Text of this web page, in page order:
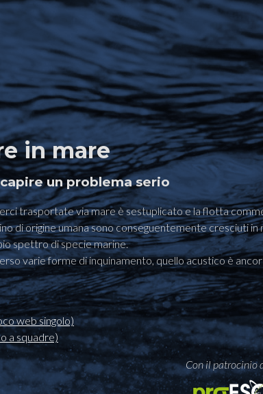
in mare
un problema serio
trasportate via mare è sestuplicato e la flotta
di origine umana sono conseguentemente cresciuti in
spettro di specie marine.
varie forme di inquinamento, quello acustico è
web singolo)
a squadre)
Con il patrocinio